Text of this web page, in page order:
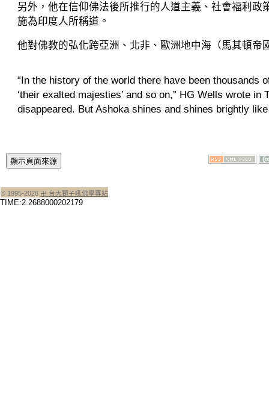
另外，他在信仰佛法後所推行的人道主義、社會福利
施為印度人所稱道。
他對佛教的弘化跨亞洲、北非、歐洲地中海（馬其頓帝
“In the history of the world there have been thousands
‘their exalted majesties’ and so on,” HG Wells wrote
disappeared. But Ashoka shines and shines brightly
© 1995-2026 卍 台大獅子吼佛學專站
TIME:2.2688000202179